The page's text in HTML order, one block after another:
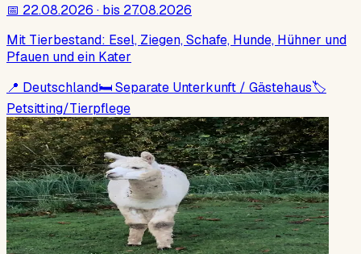
📅 22.08.2026 · bis 27.08.2026
Mit Tierbestand: Esel, Ziegen, Schafe, Hunde, Hühner und
Pfauen und ein Kater
📍 Deutschland🛏Separate Unterkunft / Gästehaus🏷
Petsitting/Tierpflege